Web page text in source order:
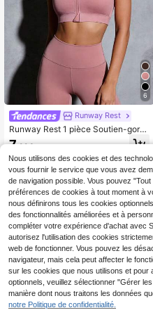
6
Runway Rest
Runway Rest 1 pièce Soutien-gorg
e de sport rose sans couture extensi
air devant pour femmes
7,99€
Nous utilisons des cookies et des
vous fournir le service que vous avez
de navigation possible. Vous pouvez
préférences de cookies à tout moment à
nous définirons tous les cookies
des fonctionnalités améliorées et à
compléter votre expérience d'achat avec
autorisez l'utilisation des cookies
web de fonctionner. Vous pouvez les
navigateur, mais cela peut affecter le
sur les cookies que nous utilisons et pour
optionnels, veuillez sélectionner "Gérer
manière dont nous traitons les données
notre Politique de confidentialité.